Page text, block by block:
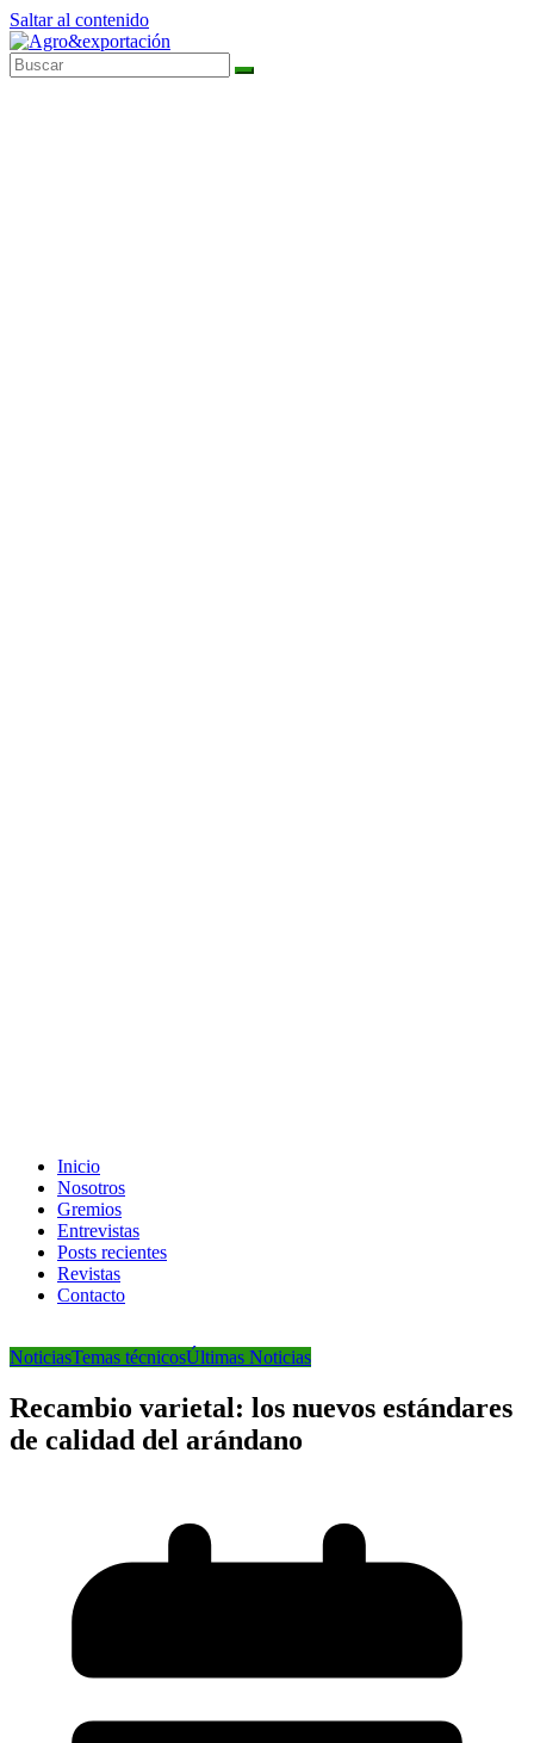
Saltar al contenido
Inicio
Nosotros
Gremios
Entrevistas
Posts recientes
Revistas
Contacto
NoticiasTemas técnicosÚltimas Noticias
Recambio varietal: los nuevos estándares
de calidad del arándano